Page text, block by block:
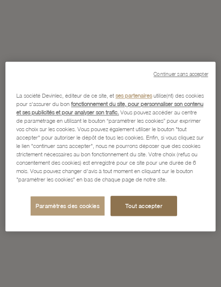
La société Devinlec, éditeur de ce site, etses partenairesutilise(nt) des cookies
pour s'assurer du bonfonctionnement du site, pour personnaliser son contenu
et ses publicités et pour analyser son trafic. Vous pouvez accéder au centre
de paramétrage en utilisant le bouton “paramétrer les cookies” pour exprimer
vos choix sur les cookies. Vous pouvez également utiliser le bouton "tout
accepter" pour autoriser le dépôt de tous les cookies. Enfin, si vous cliquez sur
le lien "continuer sans accepter", nous ne pourrons déposer que des cookies
strictement nécessaires au bon fonctionnement du site. Votre choix (refus ou
consentement des cookies) est enregistré pour ce site pour une durée de 6
mois. Vous pouvez changer d'avis à tout moment en cliquant sur le bouton
"paramétrer les cookies" en bas de chaque page de notre site.
Paramètres des cookies Tout accepter
Continuer sans accepter